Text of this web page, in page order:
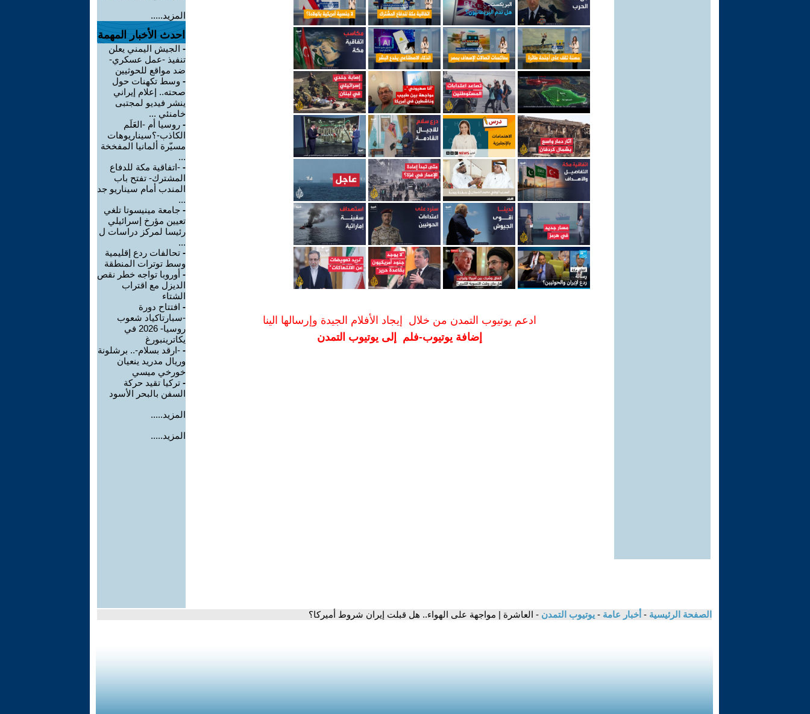
ادعم يوتيوب التمدن من خلال إيجاد الأفلام الجيدة وإرسالها الينا
إضافة يوتيوب-فلم إلى يوتيوب التمدن
المزيد.....
احدث الأخبار المهمة
- الجيش اليمني يعلن
تنفيذ -عمل عسكري-
ضد مواقع للحوثيين
- وسط تكهنات حول
صحته.. إعلام إيراني
ينشر فيديو لمجتبى
خامنئي ...
- روسيا أم -العَلَم
الكاذب-؟سيناريوهات
مسيّرة ألمانيا المفخخة
...
- -اتفاقية مكة للدفاع
المشترك- تفتح باب
المندب أمام سيناريو جد
...
- جامعة مينيسوتا تلغي
تعيين مؤرخ إسرائيلي
رئيسا لمركز دراسات ل
...
- تحالفات ردع إقليمية
وسط توترات المنطقة
- أوروبا تواجه خطر نقص
الديزل مع اقتراب
الشتاء
- افتتاح دورة
-سبارتاكياد شعوب
روسيا- 2026 في
يكاترينبورغ
- -ارقد بسلام-.. برشلونة
وريال مدريد ينعيان
خورخي ميسي
- تركيا تقيد حركة
السفن بالبحر الأسود
المزيد.....
المزيد.....
الصفحة الرئيسية - أخبار عامة - يوتيوب التمدن - العاشرة | مواجهة على الهواء.. هل قبلت إيران شروط أميركا؟